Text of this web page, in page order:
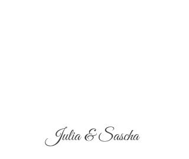
Julia & Sascha